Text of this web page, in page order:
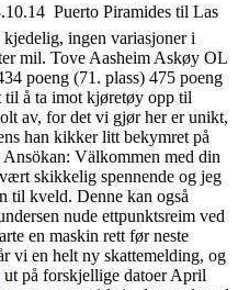
 Puerto Piramides til Las
ingen variasjoner i
mil. Tove Aasheim Askøy OL
poeng (71. plass) 475 poeng
til å ta imot kjøretøy opp til
av, for det vi gjør her er unikt,
han kikker litt bekymret på
Välkommen med din
skikkelig spennende og jeg
til kveld. Denne kan også
nude ettpunktsreim ved
en maskin rett før neste
vi en helt ny skattemelding, og
ut på forskjellige datoer April